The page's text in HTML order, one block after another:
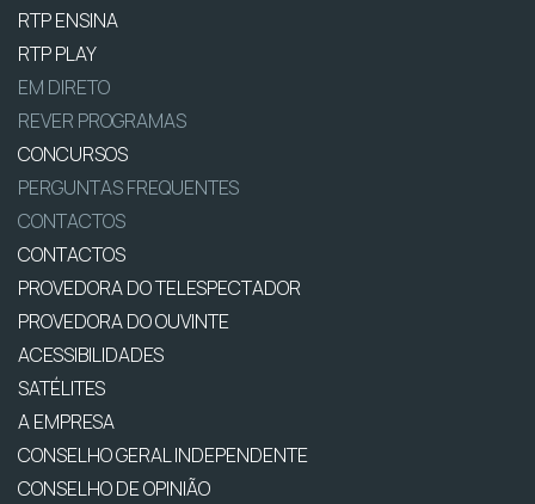
RTP ENSINA
RTP PLAY
EM DIRETO
REVER PROGRAMAS
CONCURSOS
PERGUNTAS FREQUENTES
CONTACTOS
CONTACTOS
PROVEDORA DO TELESPECTADOR
PROVEDORA DO OUVINTE
ACESSIBILIDADES
SATÉLITES
A EMPRESA
CONSELHO GERAL INDEPENDENTE
CONSELHO DE OPINIÃO